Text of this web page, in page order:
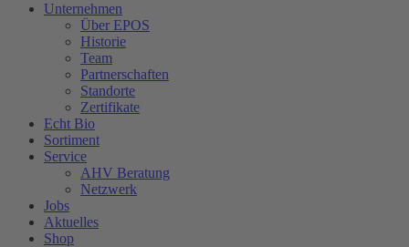
Unternehmen
Über EPOS
Historie
Team
Partnerschaften
Standorte
Zertifikate
Echt Bio
Sortiment
Service
AHV Beratung
Netzwerk
Jobs
Aktuelles
Shop